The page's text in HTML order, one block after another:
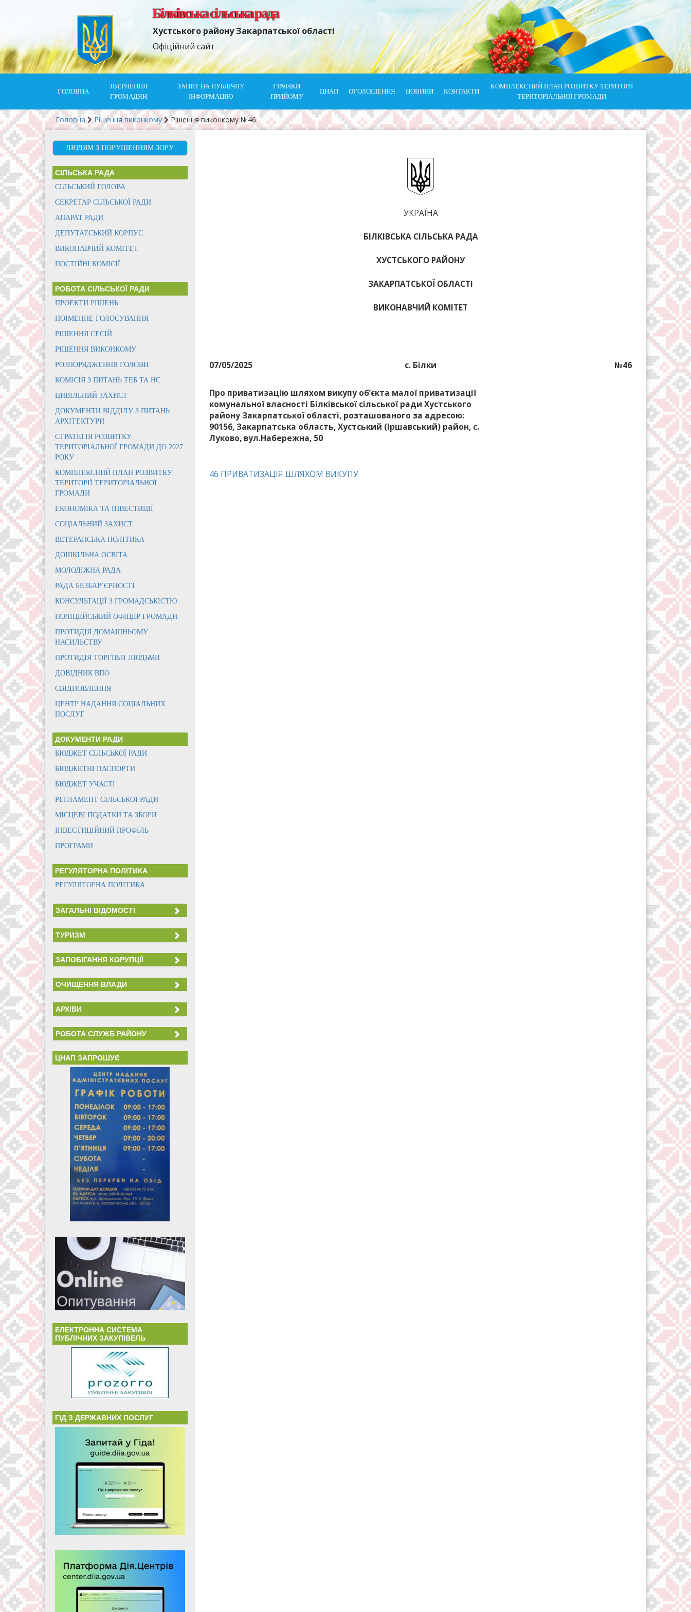
Білківська сільська рада
Хустського району Закарпатської області
Офіційний сайт
ГОЛОВНА
ЗВЕРНЕННЯ
ГРОМАДЯН
ЗАПИТ НА ПУБЛІЧНУ
ІНФОРМАЦІЮ
ГРАФІКИ
ПРИЙОМУ
ЦНАП ОГОЛОШЕННЯ НОВИНИ КОНТАКТИ
КОМПЛЕКСНИЙ ПЛАН РОЗВИТКУ ТЕРИТОРІЇ
ТЕРИТОРІАЛЬНОЇ ГРОМАДИ
Головна Рішення виконкому Рішення виконкому №46
ЛЮДЯМ З ПОРУШЕННЯМ ЗОРУ
СІЛЬСЬКА РАДА
СІЛЬСЬКИЙ ГОЛОВА
СЕКРЕТАР СІЛЬСЬКОЇ РАДИ
АПАРАТ РАДИ
ДЕПУТАТСЬКИЙ КОРПУС
ВИКОНАВЧИЙ КОМІТЕТ
ПОСТІЙНІ КОМІСІЇ
РОБОТА СІЛЬСЬКОЇ РАДИ
ПРОЕКТИ РІШЕНЬ
ПОІМЕННЕ ГОЛОСУВАННЯ
РІШЕННЯ СЕСІЙ
РІШЕННЯ ВИКОНКОМУ
РОЗПОРЯДЖЕННЯ ГОЛОВИ
КОМІСІЯ З ПИТАНЬ ТЕБ ТА НС
ЦИВІЛЬНИЙ ЗАХИСТ
ДОКУМЕНТИ ВІДДІЛУ З ПИТАНЬ
АРХІТЕКТУРИ
СТРАТЕГІЯ РОЗВИТКУ
ТЕРИТОРІАЛЬНОЇ ГРОМАДИ ДО 2027
РОКУ
КОМПЛЕКСНИЙ ПЛАН РОЗВИТКУ
ТЕРИТОРІЇ ТЕРИТОРІАЛЬНОЇ
ГРОМАДИ
ЕКОНОМІКА ТА ІНВЕСТИЦІЇ
СОЦІАЛЬНИЙ ЗАХИСТ
ВЕТЕРАНСЬКА ПОЛІТИКА
ДОШКІЛЬНА ОСВІТА
МОЛОДІЖНА РАДА
РАДА БЕЗБАР’ЄРНОСТІ
КОНСУЛЬТАЦІЇ З ГРОМАДСЬКІСТЮ
ПОЛІЦЕЙСЬКИЙ ОФІЦЕР ГРОМАДИ
ПРОТИДІЯ ДОМАШНЬОМУ
НАСИЛЬСТВУ
ПРОТИДІЯ ТОРГІВЛІ ЛЮДЬМИ
ДОВІДНИК ВПО
ЄВІДНОВЛЕННЯ
ЦЕНТР НАДАННЯ СОЦІАЛЬНИХ
ПОСЛУГ
ДОКУМЕНТИ РАДИ
БЮДЖЕТ СІЛЬСЬКОЇ РАДИ
БЮДЖЕТНІ ПАСПОРТИ
БЮДЖЕТ УЧАСТІ
РЕГЛАМЕНТ СІЛЬСЬКОЇ РАДИ
МІСЦЕВІ ПОДАТКИ ТА ЗБОРИ
ІНВЕСТИЦІЙНИЙ ПРОФІЛЬ
ПРОГРАМИ
РЕГУЛЯТОРНА ПОЛІТИКА
РЕГУЛЯТОРНА ПОЛІТИКА
ЗАГАЛЬНІ ВІДОМОСТІ
ТУРИЗМ
ЗАПОБІГАННЯ КОРУПЦІЇ
ОЧИЩЕННЯ ВЛАДИ
АРХІВИ
РОБОТА СЛУЖБ РАЙОНУ
ЦНАП ЗАПРОШУЄ
ЕЛЕКТРОННА СИСТЕМА
ПУБЛІЧНИХ ЗАКУПІВЕЛЬ
ГІД З ДЕРЖАВНИХ ПОСЛУГ
УКРАЇНА
БІЛКІВСЬКА СІЛЬСЬКА РАДА
ХУСТСЬКОГО РАЙОНУ
ЗАКАРПАТСЬКОЇ ОБЛАСТІ
ВИКОНАВЧИЙ КОМІТЕТ
07/05/2025 с. Білки №46
Про приватизацію шляхом викупу об’єкта малої приватизації
комунальної власності Білківської сільської ради Хустського
району Закарпатської області, розташованого за адресою:
90156, Закарпатська область, Хустський (Іршавський) район, с.
Луково, вул.Набережна, 50
46 ПРИВАТИЗАЦІЯ ШЛЯХОМ ВИКУПУ